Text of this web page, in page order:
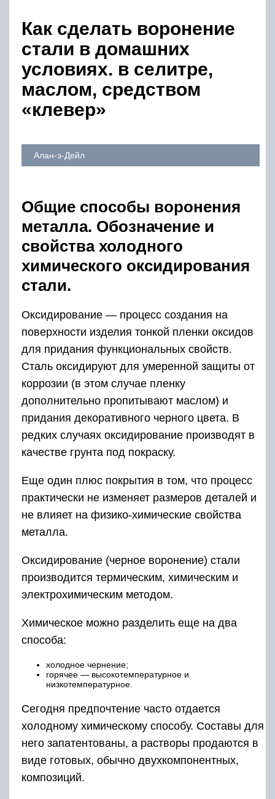
Как сделать воронение
стали в домашних
условиях. в селитре,
маслом, средством
«клевер»
Алан-э-Дейл
Общие способы воронения
металла. Обозначение и
свойства холодного
химического оксидирования
стали.
Оксидирование — процесс создания на
поверхности изделия тонкой пленки оксидов
для придания функциональных свойств.
Сталь оксидируют для умеренной защиты от
коррозии (в этом случае пленку
дополнительно пропитывают маслом) и
придания декоративного черного цвета. В
редких случаях оксидирование производят в
качестве грунта под покраску.
Еще один плюс покрытия в том, что процесс
практически не изменяет размеров деталей и
не влияет на физико-химические свойства
металла.
Оксидирование (черное воронение) стали
производится термическим, химическим и
электрохимическим методом.
Химическое можно разделить еще на два
способа:
холодное чернение;
горячее — высокотемпературное и
низкотемпературное.
Сегодня предпочтение часто отдается
холодному химическому способу. Составы для
него запатентованы, а растворы продаются в
виде готовых, обычно двухкомпонентных,
композиций.